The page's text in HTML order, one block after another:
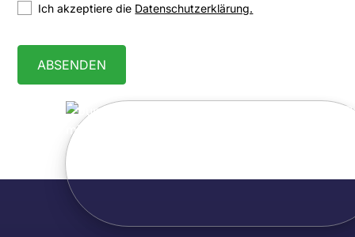
Ich akzeptiere die Datenschutzerklärung.